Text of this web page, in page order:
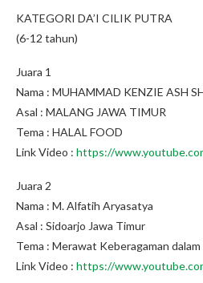
KATEGORI DA’I CILIK PUTRA
(6-12 tahun)
Juara 1
Nama : MUHAMMAD KENZIE ASH
Asal : MALANG JAWA TIMUR
Tema : HALAL FOOD
Link Video : https://
Juara 2
Nama : M. Alfatih Aryasatya
Asal : Sidoarjo Jawa Timur
Tema : Merawat Keberagaman
Link Video : https://